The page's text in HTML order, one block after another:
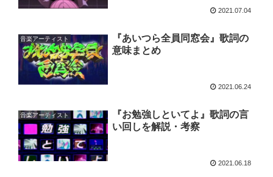
2021.07.04
音楽アーティスト
『あいつら全員同窓会』歌詞の
意味まとめ
2021.06.24
音楽アーティスト
『お勉強しといてよ』歌詞の言
い回しを解説・考察
2021.06.18